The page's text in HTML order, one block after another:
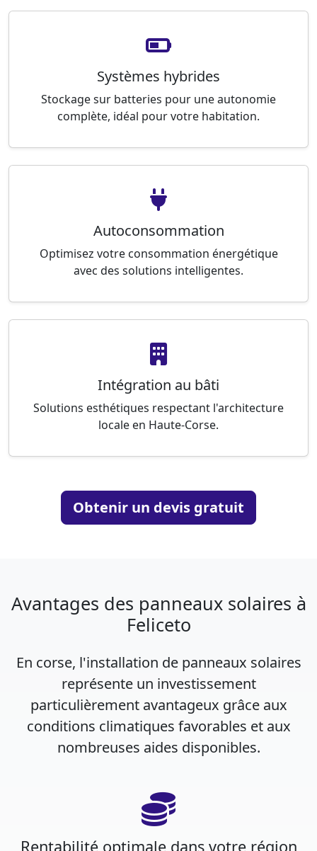
Systèmes hybrides
Stockage sur batteries pour une autonomie
complète, idéal pour votre habitation.
Autoconsommation
Optimisez votre consommation énergétique
avec des solutions intelligentes.
Intégration au bâti
Solutions esthétiques respectant l'architecture
locale en Haute-Corse.
Obtenir un devis gratuit
Avantages des panneaux solaires à
Feliceto
En corse, l'installation de panneaux solaires
représente un investissement
particulièrement avantageux grâce aux
conditions climatiques favorables et aux
nombreuses aides disponibles.
Rentabilité optimale dans votre région